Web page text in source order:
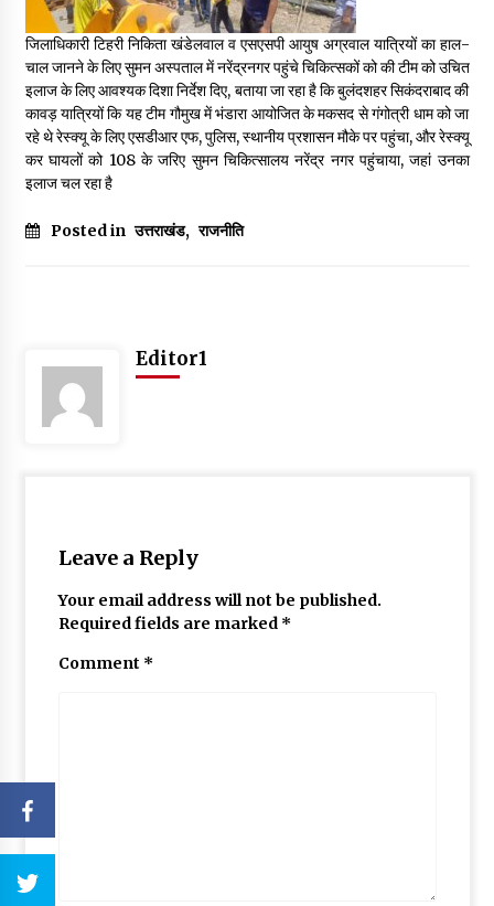
May 10, 2022
Thought Of The Day 9 May
May 9, 2022
जिलाधिकारी टिहरी निकिता खंडेलवाल व एसएसपी आयुष अग्रवाल यात्रियों का हाल-
चाल जानने के लिए सुमन अस्पताल में नरेंद्रनगर पहुंचे चिकित्सकों को की टीम को उचित
इलाज के लिए आवश्यक दिशा निर्देश दिए, बताया जा रहा है कि बुलंदशहर सिकंदराबाद की
कावड़ यात्रियों कि यह टीम गौमुख में भंडारा आयोजित के मकसद से गंगोत्री धाम को जा
रहे थे रेस्क्यू के लिए एसडीआर एफ, पुलिस, स्थानीय प्रशासन मौके पर पहुंचा, और रेस्क्यू
कर घायलों को 108 के जरिए सुमन चिकित्सालय नरेंद्र नगर पहुंचाया, जहां उनका
इलाज चल रहा है
Posted in उत्तराखंड, राजनीति
Editor1
Leave a Reply
Your email address will not be published.
Required fields are marked *
Comment *